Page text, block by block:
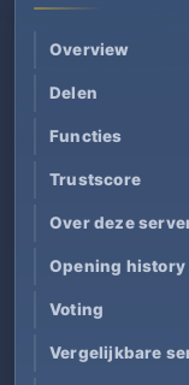
Overview
Delen
Functies
Trustscore
Over deze
Opening history
Voting
Vergelijkbare